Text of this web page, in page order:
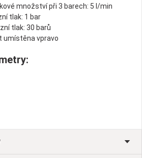
množství při 3 barech: 5 l/min
tlak: 1 bar
tlak: 30 barů
umístěna vpravo